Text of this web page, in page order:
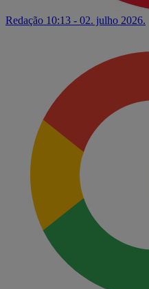
Redação 10:13 - 02. julho 2026.